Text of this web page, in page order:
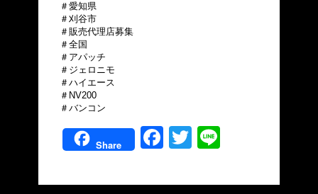
＃愛知県
＃刈谷市
＃販売代理店募集
＃全国
＃アパッチ
＃ジェロニモ
＃ハイエース
＃NV200
＃バンコン
Share
FacebookTwitter